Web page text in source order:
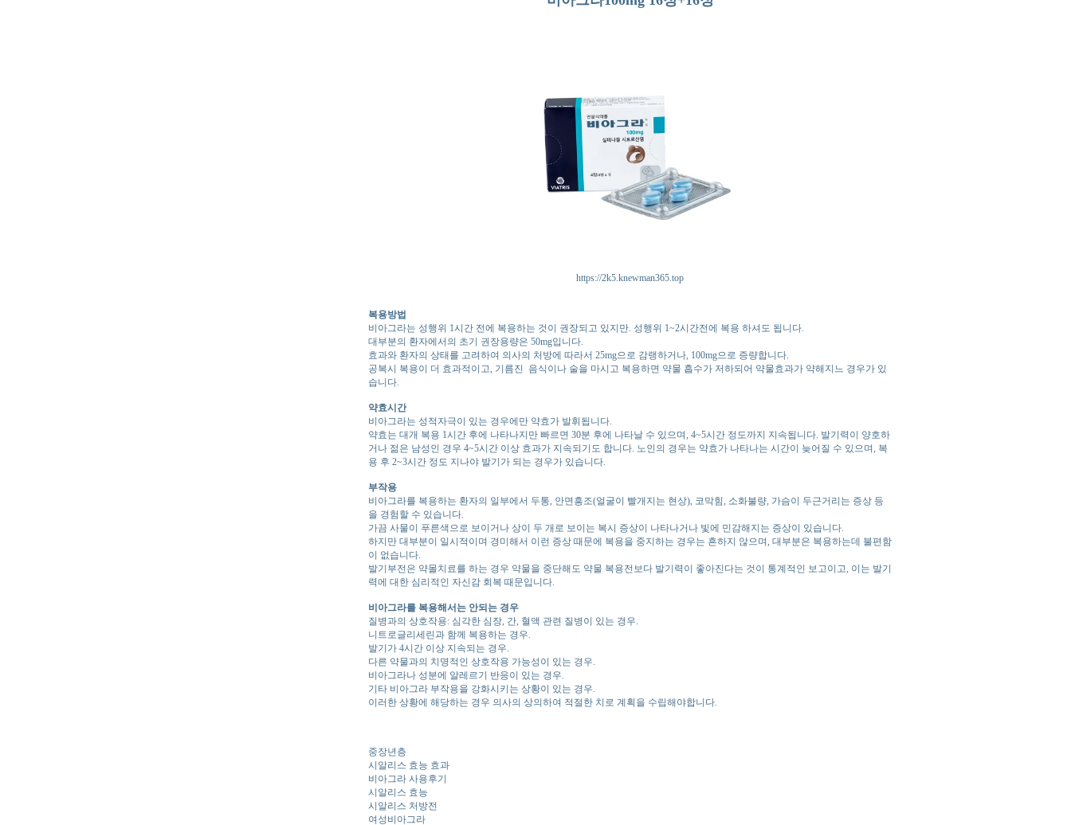
https://2k5.knewman365.top
복용방법
비아그라는 성행위 1시간 전에 복용하는 것이 권장되고 있지만. 성행위 1~2시간전에 복용 하셔도 됩니다.
대부분의 환자에서의 초기 권장용량은 50mg입니다.
효과와 환자의 상태를 고려하여 의사의 처방에 따라서 25mg으로 감랭하거나, 100mg으로 증량합니다.
공복시 복용이 더 효과적이고, 기름진 음식이나 술을 마시고 복용하면 약물 흡수가 저하되어 약물효과가 약해지느 경우가 있
습니다.
약효시간
비아그라는 성적자극이 있는 경우에만 약효가 발휘됩니다.
약효는 대개 복용 1시간 후에 나타나지만 빠르면 30분 후에 나타날 수 있으며, 4~5시간 정도까지 지속됩니다. 발기력이 양호하
거나 젊은 남성인 경우 4~5시간 이상 효과가 지속되기도 합니다. 노인의 경우는 약효가 나타나는 시간이 늦어질 수 있으며, 복
용 후 2~3시간 정도 지나야 발기가 되는 경우가 있습니다.
부작용
비아그라를 복용하는 환자의 일부에서 두통, 안면흥조(얼굴이 빨개지는 현상), 코막힘, 소화불량, 가슴이 두근거리는 증상 등
을 경험할 수 있습니다.
가끔 사물이 푸른색으로 보이거나 상이 두 개로 보이는 복시 증상이 나타나거나 빛에 민감해지는 증상이 있습니다.
하지만 대부분이 일시적이며 경미해서 이런 증상 때문에 복용을 중지하는 경우는 흔하지 않으며, 대부분은 복용하는데 불편함
이 없습니다.
발기부전은 약몰치료를 하는 경우 약물을 중단해도 약물 복용전보다 발기력이 좋아진다는 것이 통계적인 보고이고, 이는 발기
력에 대한 심리적인 자신감 회복 때문입니다.
비아그라를 복용해서는 안되는 경우
질병과의 상호작용: 심각한 심장, 간, 혈액 관련 질병이 있는 경우.
니트로글리세린과 함께 복용하는 경우.
발기가 4시간 이상 지속되는 경우.
다른 약물과의 치명적인 상호작용 가능성이 있는 경우.
비아그라나 성분에 알레르기 반응이 있는 경우.
기타 비아그라 부작용을 강화시키는 상황이 있는 경우.
이러한 상황에 해당하는 경우 의사의 상의하여 적절한 치로 계획을 수립해야합니다.
중장년층
시알리스 효능 효과
비아그라 사용후기
시알리스 효능
시알리스 처방전
여성비아그라